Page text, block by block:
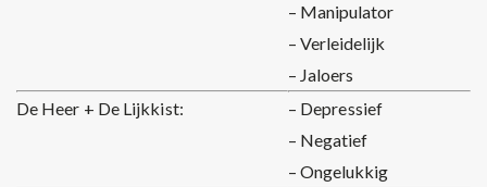
– Manipulator
– Verleidelijk
– Jaloers
De Heer + De Lijkkist:
– Depressief
– Negatief
– Ongelukkig